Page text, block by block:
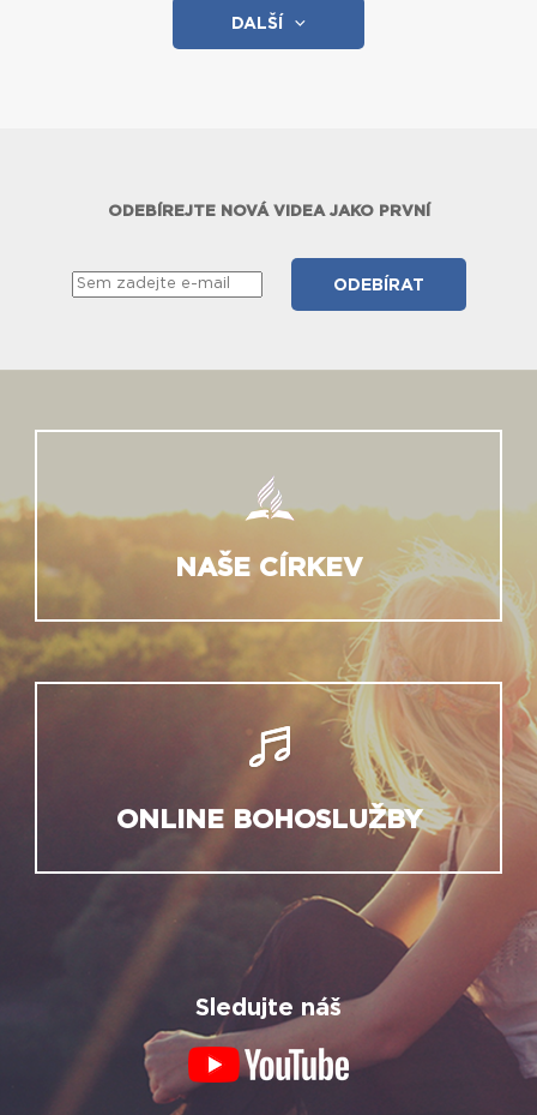
DALŠÍ
ODEBÍREJTE NOVÁ VIDEA JAKO PRVNÍ
NAŠE CÍRKEV
ONLINE BOHOSLUŽBY
Sledujte náš